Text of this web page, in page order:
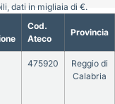
Cod.
Ateco
Provincia
475920
Reggio di
Calabria
dati in migliaia di €.